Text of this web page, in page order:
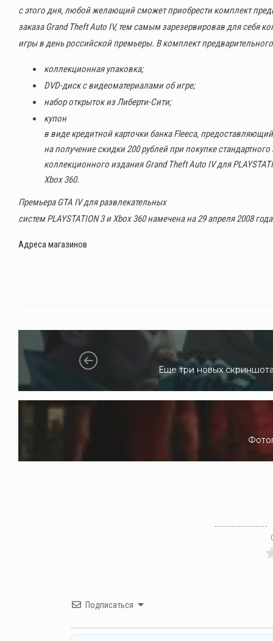
с этого дня, любой желающий сможет приобрести комплект
заказа Grand Theft Auto IV, тем самым зарезервировав для себя
игры в день российской премьеры. В комплект
коллекционная упаковка;
DVD-диск с видеоматериалами об игре;
набор открыток из Либерти-Сити;
купон
в виде кредитной карточки банка Fleeca,
на получение скидки 200 рублей при покупке стандартного
коллекционного издания Grand Theft Auto IV для
Xbox 360.
Премьера GTA IV для развлекательных
систем PLAYSTATION 3 и Xbox 360 намечена на 29 апреля 2008
Адреса магазинов
GTA San Andreas
Еще три новых
Подписаться